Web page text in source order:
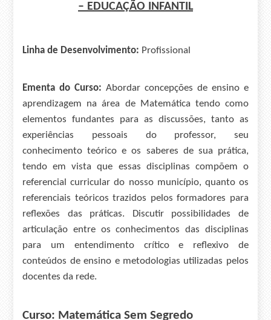
– EDUCAÇÃO INFANTIL
Linha de Desenvolvimento: Profissional
Ementa do Curso:Abordar concepções de ensino e
aprendizagem na área de Matemática tendo como
elementos fundantes para as discussões, tanto as
experiências pessoais do professor, seu
conhecimento teórico e os saberes de sua prática,
tendo em vista que essas disciplinas compõem o
referencial curricular do nosso município, quanto os
referenciais teóricos trazidos pelos formadores para
reflexões das práticas. Discutir possibilidades de
articulação entre os conhecimentos das disciplinas
para um entendimento crítico e reflexivo de
conteúdos de ensino e metodologias utilizadas pelos
docentes da rede.
Curso: Matemática Sem Segredo